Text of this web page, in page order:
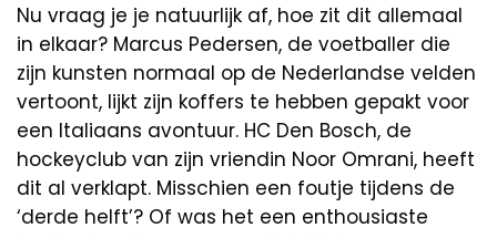
Nu vraag je je natuurlijk af, hoe zit dit allemaal
in elkaar? Marcus Pedersen, de voetballer die
zijn kunsten normaal op de Nederlandse velden
vertoont, lijkt zijn koffers te hebben gepakt voor
een Italiaans avontuur. HC Den Bosch, de
hockeyclub van zijn vriendin Noor Omrani, heeft
dit al verklapt. Misschien een foutje tijdens de
‘derde helft’? Of was het een enthousiaste